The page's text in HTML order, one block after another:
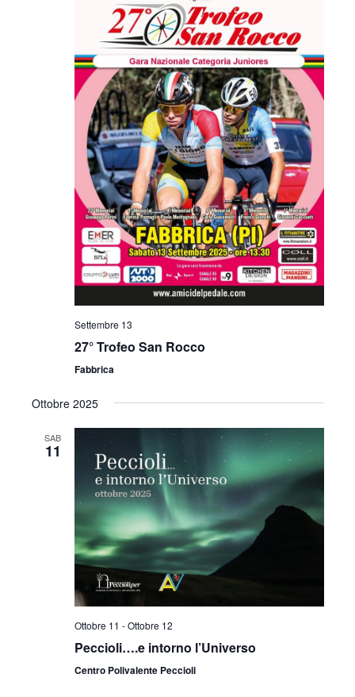
Settembre 13
27° Trofeo San Rocco
Fabbrica
Ottobre 2025
SAB
11
Ottobre 11 -Ottobre 12
Peccioli….e intorno l’Universo
Centro Polivalente Peccioli